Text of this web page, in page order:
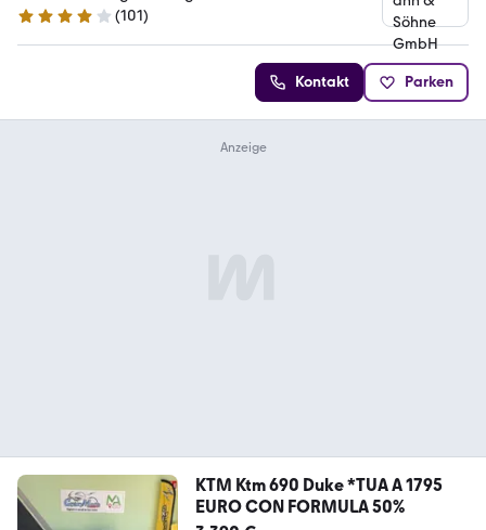
3.9 Sterne
(101)
Kontakt Parken
KTM Ktm 690 Duke *TUA A 1795
EURO CON FORMULA 50%